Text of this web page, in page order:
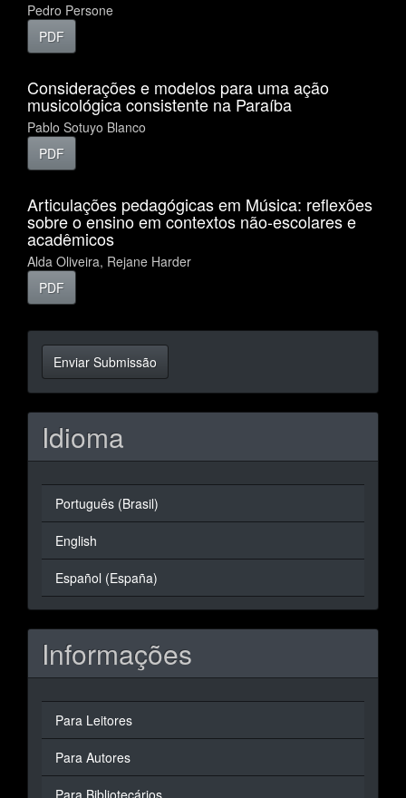
Pedro Persone
PDF
Considerações e modelos para uma ação
musicológica consistente na Paraíba
Pablo Sotuyo Blanco
PDF
Articulações pedagógicas em Música: reflexões
sobre o ensino em contextos não-escolares e
acadêmicos
Alda Oliveira, Rejane Harder
PDF
Enviar
Submissão
Enviar Submissão
Idioma
Português (Brasil)
English
Español (España)
Informações
Para Leitores
Para Autores
Para Bibliotecários